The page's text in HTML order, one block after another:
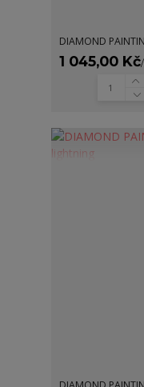
DIAMOND
1 045,00 Kč/